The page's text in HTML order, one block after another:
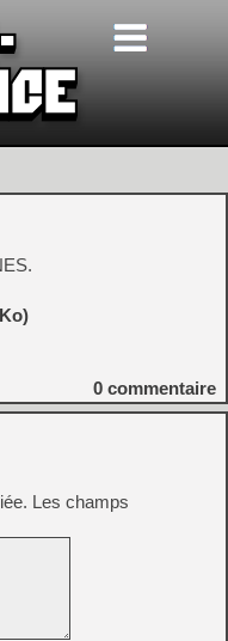
0 commentaire
Les champs